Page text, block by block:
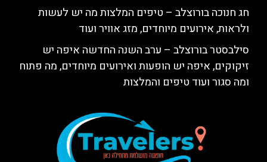
חג חנוכה בורוצלב – טיפים המלצות מה יש לעשות
ולראות, אירועים מיוחדים, מזג אוויר ועוד
סילבסטר בורוצלב – ערב השנה החדשה איפה יש
זיקוקים, איפה יש הופעות ואירועים מיוחדים, מה פתוח
ומה סגור ועוד טיפים והמלצות